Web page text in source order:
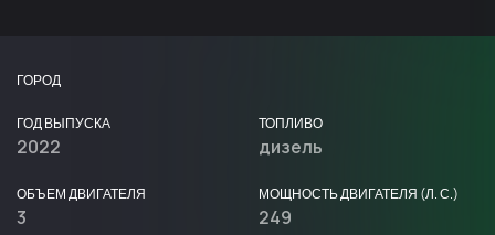
ГОРОД
ГОД ВЫПУСКА
2022
ТОПЛИВО
дизель
ОБЪЕМ ДВИГАТЕЛЯ
3
МОЩНОСТЬ ДВИГАТЕЛЯ (Л. С.)
249